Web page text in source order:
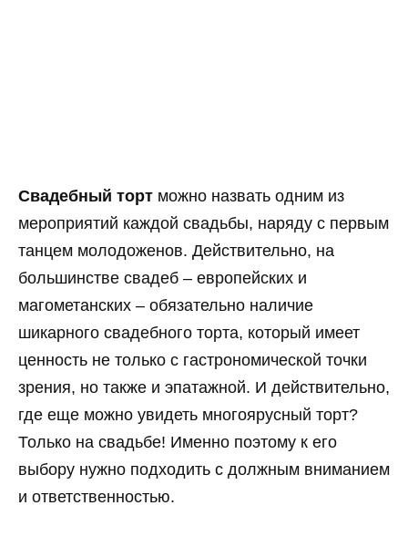
Свадебный торт можно назвать одним из
мероприятий каждой свадьбы, наряду с первым
танцем молодоженов. Действительно, на
большинстве свадеб – европейских и
магометанских – обязательно наличие
шикарного свадебного торта, который имеет
ценность не только с гастрономической точки
зрения, но также и эпатажной. И действительно,
где еще можно увидеть многоярусный торт?
Только на свадьбе! Именно поэтому к его
выбору нужно подходить с должным вниманием
и ответственностью.